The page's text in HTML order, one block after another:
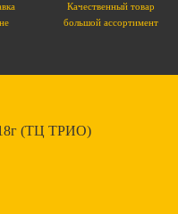
Качественный товар
большой ассортимент
18г (ТЦ ТРИО)